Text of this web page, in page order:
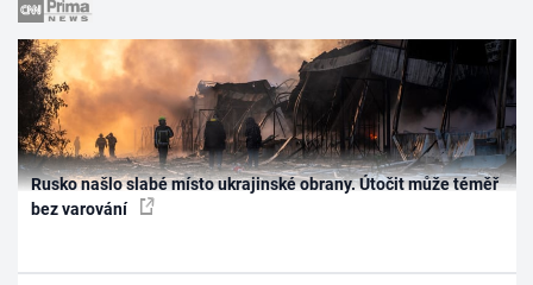
Rusko našlo slabé místo ukrajinské obrany. Útočit může téměř
bez varování